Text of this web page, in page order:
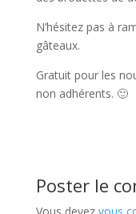
N’hésitez pas à
gâteaux.
Gratuit pour les
non adhérents. 🙂
Poster le